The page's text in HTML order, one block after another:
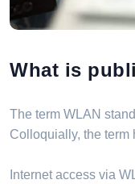
What is
The term WLAN
Colloquially, the term
Internet access via